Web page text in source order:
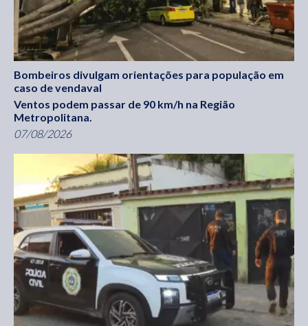
Bombeiros divulgam orientações para população em
caso de vendaval
Ventos podem passar de 90 km/h na Região
Metropolitana.
07/08/2026